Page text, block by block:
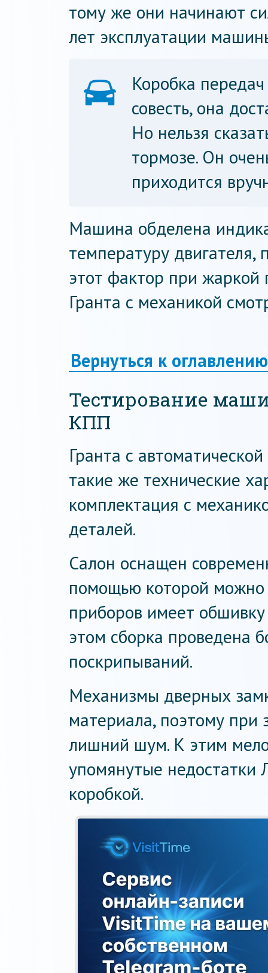
тому же они начинают
лет эксплуатации
Коробка
совесть, она
Но нельзя
тормозе. Он
приходится
Машина обделена
температуру двигателя,
этот фактор при
Гранта с механикой
Вернуться к оглавлению
Тестирование
КПП
Гранта с
такие же технические
комплектация с
деталей.
Салон оснащен
помощью которой можно
приборов имеет
этом сборка проведена
поскрипываний.
Механизмы дверных
материала, поэтому при
лишний шум. К этим
упомянутые недостатки
коробкой.